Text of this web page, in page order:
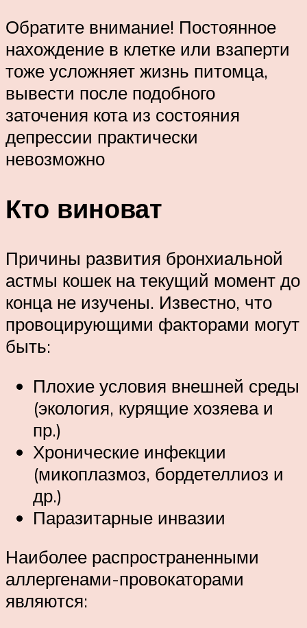
Обратите внимание! Постоянное
нахождение в клетке или взаперти
тоже усложняет жизнь питомца,
вывести после подобного
заточения кота из состояния
депрессии практически
невозможно
Кто виноват
Причины развития бронхиальной
астмы кошек на текущий момент до
конца не изучены. Известно, что
провоцирующими факторами могут
быть:
Плохие условия внешней среды
(экология, курящие хозяева и
пр.)
Хронические инфекции
(микоплазмоз, бордетеллиоз и
др.)
Паразитарные инвазии
Наиболее распространенными
аллергенами-провокаторами
являются: